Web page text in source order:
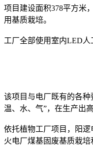
项目建设面积378平方米
用基质栽培。
工厂全部使用室内LED人
该项目与电厂既有的各
温、水、气”，在生产出
依托植物工厂项目，阳
火电厂煤基固废基质栽